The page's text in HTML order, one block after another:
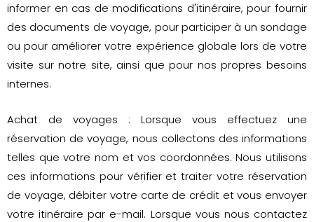
informer en cas de modifications d'itinéraire, pour fournir
des documents de voyage, pour participer à un sondage
ou pour améliorer votre expérience globale lors de votre
visite sur notre site, ainsi que pour nos propres besoins
internes.
Achat de voyages : Lorsque vous effectuez une
réservation de voyage, nous collectons des informations
telles que votre nom et vos coordonnées. Nous utilisons
ces informations pour vérifier et traiter votre réservation
de voyage, débiter votre carte de crédit et vous envoyer
votre itinéraire par e-mail. Lorsque vous nous contactez